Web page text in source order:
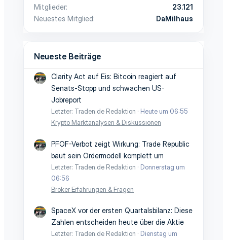
Mitglieder
23.121
Neuestes Mitglied
DaMilhaus
Neueste Beiträge
Clarity Act auf Eis: Bitcoin reagiert auf
Senats-Stopp und schwachen US-
Jobreport
Letzter: Traden.de Redaktion
Heute um 06:55
Krypto Marktanalysen & Diskussionen
PFOF-Verbot zeigt Wirkung: Trade Republic
baut sein Ordermodell komplett um
Letzter: Traden.de Redaktion
Donnerstag um
06:56
Broker Erfahrungen & Fragen
SpaceX vor der ersten Quartalsbilanz: Diese
Zahlen entscheiden heute über die Aktie
Letzter: Traden.de Redaktion
Dienstag um